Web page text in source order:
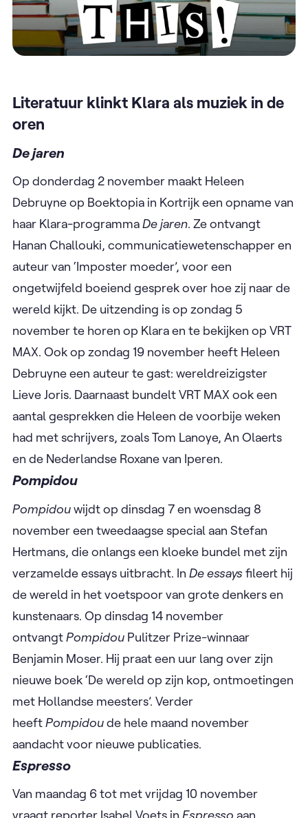
Literatuur klinkt Klara als muziek in de
oren
De jaren
Op donderdag 2 november maakt Heleen
Debruyne op Boektopia in Kortrijk een opname van
haar Klara-programmaDe jaren. Ze ontvangt
Hanan Challouki, communicatiewetenschapper en
auteur van ‘Imposter moeder’, voor een
ongetwijfeld boeiend gesprek over hoe zij naar de
wereld kijkt. De uitzending is op zondag 5
november te horen op Klara en te bekijken op VRT
MAX. Ook op zondag 19 november heeft Heleen
Debruyne een auteur te gast: wereldreizigster
Lieve Joris. Daarnaast bundelt VRT MAX ook een
aantal gesprekken die Heleen de voorbije weken
had met schrijvers, zoals Tom Lanoye, An Olaerts
en de Nederlandse Roxane van Iperen.
Pompidou
Pompidouwijdt op dinsdag 7 en woensdag 8
november een tweedaagse special aan Stefan
Hertmans, die onlangs een kloeke bundel met zijn
verzamelde essays uitbracht. In De essaysfileert hij
de wereld in het voetspoor van grote denkers en
kunstenaars. Op dinsdag 14 november
ontvangtPompidou Pulitzer Prize-winnaar
Benjamin Moser. Hij praat een uur lang over zijn
nieuwe boek ‘De wereld op zijn kop, ontmoetingen
met Hollandse meesters’. Verder
heeftPompidoude hele maand november
aandacht voor nieuwe publicaties.
Espresso
Van maandag 6 tot met vrijdag 10 november
vraagt reporter Isabel Voets in Espresso aan